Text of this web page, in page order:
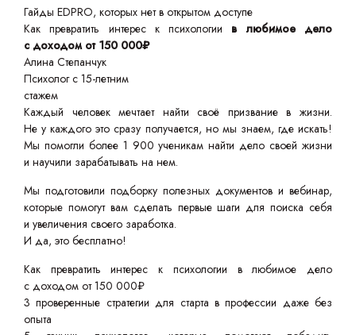
Гайды EDPRO, которых нет в открытом доступе
Как превратить интерес к психологии в любимое дело
с доходом от 150 000₽
Алина Степанчук
Психолог с 15-летним
стажем
Каждый человек мечтает найти своё призвание в жизни.
Не у каждого это сразу получается, но мы знаем, где искать!
Мы помогли более 1 900 ученикам найти дело своей жизни
и научили зарабатывать на нем.
Мы подготовили подборку полезных документов и вебинар,
которые помогут вам сделать первые шаги для поиска себя
и увеличения своего заработка.
И да, это бесплатно!
Как превратить интерес к психологии в любимое дело
с доходом от 150 000₽
3 проверенные стратегии для старта в профессии даже без
опыта